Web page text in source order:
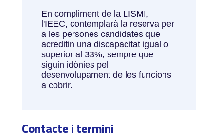
En compliment de la LISMI,
l'IEEC, contemplarà la reserva per
a les persones candidates que
acreditin una discapacitat igual o
superior al 33%, sempre que
siguin idònies pel
desenvolupament de les funcions
a cobrir.
Contacte i termini